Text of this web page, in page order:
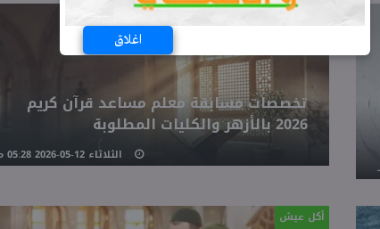
اغلاق
أكل عيش
تخصصات مسابقة معلم مساعد قرآن كريم
2026 بالأزهر والكليات المطلوبة
الثلاثاء 12-05-2026 05:28 مـ
أكل عيش